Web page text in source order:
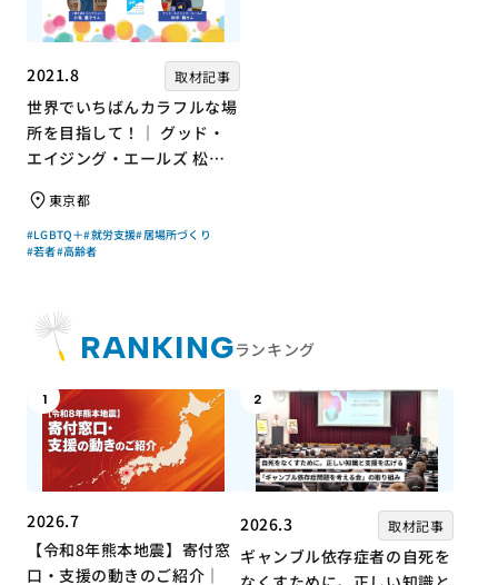
2021.8 取材記事
世界でいちばんカラフルな場
所を目指して！｜ グッド・
エイジング・エールズ 松中
慶子さん【聞き手】
東京都
#LGBTQ＋#就労支援#居場所づくり
#若者#高齢者
RANKINGランキング
1
2026.7
【令和8年熊本地震】寄付窓
口・支援の動きのご紹介｜
2
2026.3 取材記事
ギャンブル依存症者の自死を